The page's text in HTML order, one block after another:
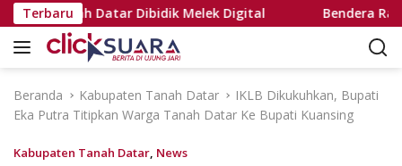
a
Terbaru
Tanah Datar Dibidik Melek Digital Bendera
Beranda Kabupaten Tanah Datar
IKLB Dikukuhkan, Bupati
Eka Putra Titipkan Warga Tanah Datar Ke Bupati Kuansing
Kabupaten Tanah Datar, News